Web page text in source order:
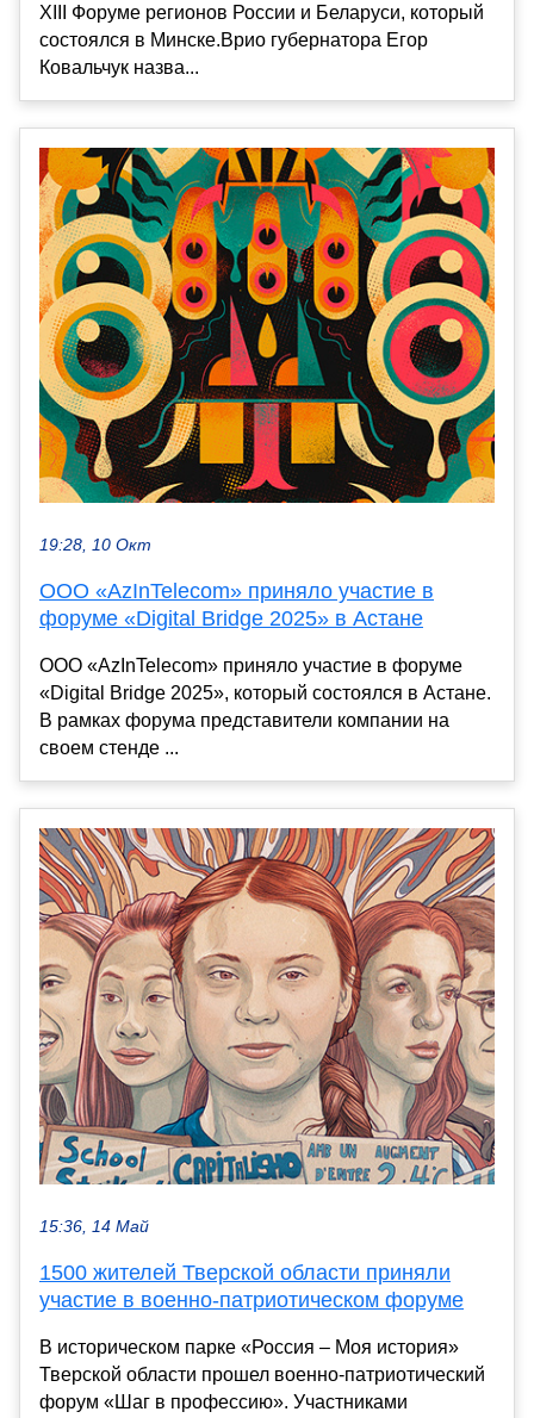
XIII Форуме регионов России и Беларуси, который
состоялся в Минске.Врио губернатора Егор
Ковальчук назва...
19:28, 10 Окт
ООО «AzInTelecom» приняло участие в
форуме «Digital Bridge 2025» в Астане
ООО «AzInTelecom» приняло участие в форуме
«Digital Bridge 2025», который состоялся в Астане.
В рамках форума представители компании на
своем стенде ...
15:36, 14 Май
1500 жителей Тверской области приняли
участие в военно-патриотическом форуме
В историческом парке «Россия – Моя история»
Тверской области прошел военно-патриотический
форум «Шаг в профессию». Участниками